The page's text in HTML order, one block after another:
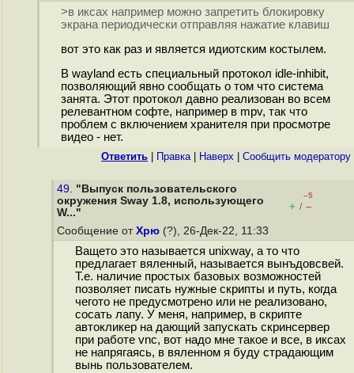
>в иксах например можно запретить блокировку
экрана периодически отправляя нажатие клавиш
вот это как раз и является идиотским костылем.
В wayland есть специальный протокол idle-inhibit,
позволяющий явно сообщать о том что система
занята. Этот протокол давно реализован во всем
релевантном софте, например в mpv, так что
проблем с включением хранителя при просмотре
видео - нет.
Ответить Правка| Наверх Cообщить модератору
49. "Выпуск пользовательского
окружения Sway 1.8, использующего
W..."
–5
+ / –
Сообщение от Хрю (?), 26-Дек-22, 11:33
Ващето это называется unixway, а то что
предлагает вяленный, называется вынъдовсвей.
Т.е. наличие простых базовых возможностей
позволяет писать нужные скрипты и путь, когда
чегото не предусмотрено или не реализовано,
сосать лапу. У меня, например, в скрипте
автокликер на дающий запускать скринсервер
при работе vnc, вот надо мне такое и все, в иксах
не напрягаясь, в вяленном я буду страдающим
вынь пользователем.